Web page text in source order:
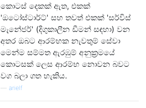
කොටස් දෙකක් ඇත, එකක්
'ඔටෝස්ටාර්ට්' සහ තවත් එකක් 'සර්විස්
මැනේජර්' (දිගුකාලීන ඩීමන් සඳහා) වන
අතර ඔබට ආරම්භක නැවතුම් සේවා
මෙන්ම සම්මත ඇරඹුම් අනුක්‍රමයේ
කොටසක් ලෙස ආරම්භ නොවන බවට
වග බලා ගත හැකිය.
arielf